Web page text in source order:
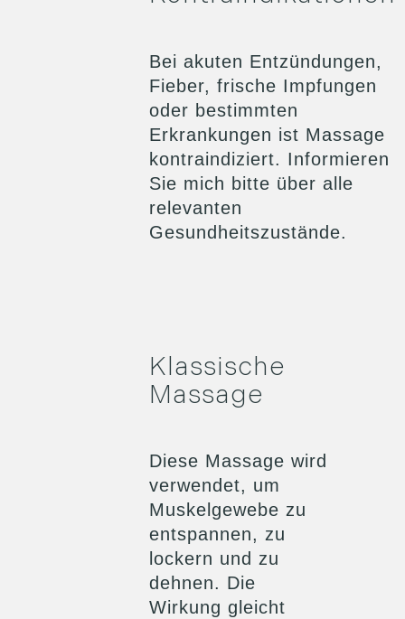
Bei akuten Entzündungen,
Fieber, frische Impfungen
oder bestimmten
Erkrankungen ist Massage
kontraindiziert. Informieren
Sie mich bitte über alle
relevanten
Gesundheitszustände.
Klassische
Massage
Diese Massage wird
verwendet, um
Muskelgewebe zu
entspannen, zu
lockern und zu
dehnen. Die
Wirkung gleicht